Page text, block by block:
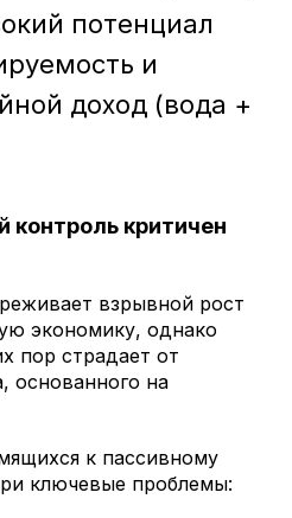
потенциал
и
доход (вода +
критичен
взрывной рост
экономику, однако
пор страдает от
основанного на
к пассивному
ключевые проблемы: